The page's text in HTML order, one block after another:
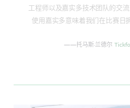
工程师以及嘉实多技术团队的交
使用嘉实多意味着我们在比赛日
——托马斯·兰德尔